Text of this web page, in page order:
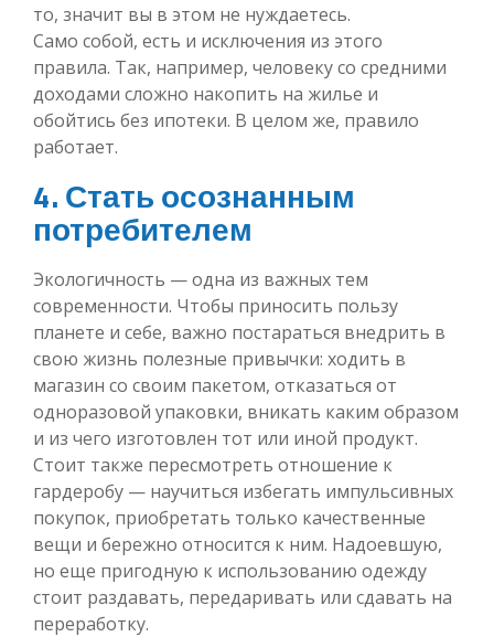
то, значит вы в этом не нуждаетесь.
Само собой, есть и исключения из этого
правила. Так, например, человеку со средними
доходами сложно накопить на жилье и
обойтись без ипотеки. В целом же, правило
работает.
4. Стать осознанным
потребителем
Экологичность — одна из важных тем
современности. Чтобы приносить пользу
планете и себе, важно постараться внедрить в
свою жизнь полезные привычки: ходить в
магазин со своим пакетом, отказаться от
одноразовой упаковки, вникать каким образом
и из чего изготовлен тот или иной продукт.
Стоит также пересмотреть отношение к
гардеробу — научиться избегать импульсивных
покупок, приобретать только качественные
вещи и бережно относится к ним. Надоевшую,
но еще пригодную к использованию одежду
стоит раздавать, передаривать или сдавать на
переработку.